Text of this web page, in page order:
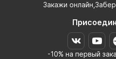
Закажи
-10% на первый